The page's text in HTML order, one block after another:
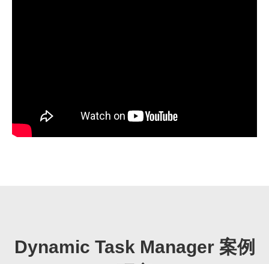
Dynamic Task Manager 案例